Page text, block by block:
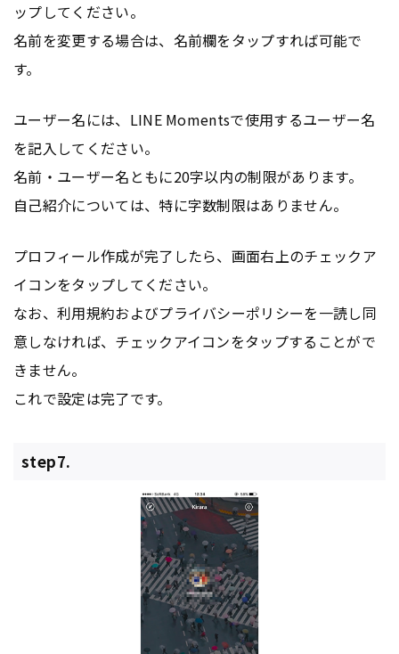
ップしてください。
名前を変更する場合は、名前欄をタップすれば可能で
す。
ユーザー名には、LINE Momentsで使用するユーザー名
を記入してください。
名前・ユーザー名ともに20字以内の制限があります。
自己紹介については、特に字数制限はありません。
プロフィール作成が完了したら、画面右上のチェックア
イコンをタップしてください。
なお、利用規約およびプライバシーポリシーを一読し同
意しなければ、チェックアイコンをタップすることがで
きません。
これで設定は完了です。
step7.